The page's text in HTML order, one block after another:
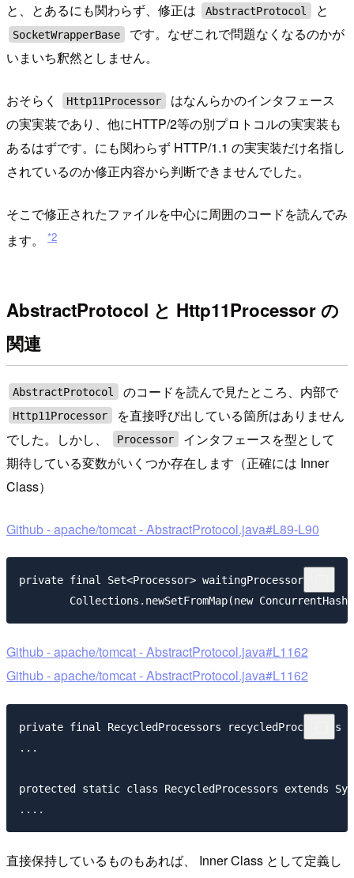
と、とあるにも関わらず、修正は
AbstractProtocol と
SocketWrapperBase
です。なぜこれで問題なくなるのかが
いまいち釈然としません。
おそらく Http11Processor
はなんらかのインタフェース
の実実装であり、他にHTTP/2等の別プロトコルの実実装も
あるはずです。にも関わらず HTTP/1.1 の実実装だけ名指し
されているのか修正内容から判断できませんでした。
そこで修正されたファイルを中心に周囲のコードを読んでみ
ます。
*2
AbstractProtocol と Http11Processor の
関連
AbstractProtocol のコードを読んで見たところ、内部で
Http11Processor
を直接呼び出している箇所はありません
でした。しかし、
Processor
インタフェースを型として
期待している変数がいくつか存在します（正確には Inner
Class）
Github - apache/tomcat - AbstractProtocol.java#L89-L90
private final Set<Processor> waitingProcessors =
Github - apache/tomcat - AbstractProtocol.java#L1162
Github - apache/tomcat - AbstractProtocol.java#L1162
private final RecycledProcessors recycledProcessors
...
protected static class RecycledProcessors extends
直接保持しているものもあれば、 Inner Class として定義し